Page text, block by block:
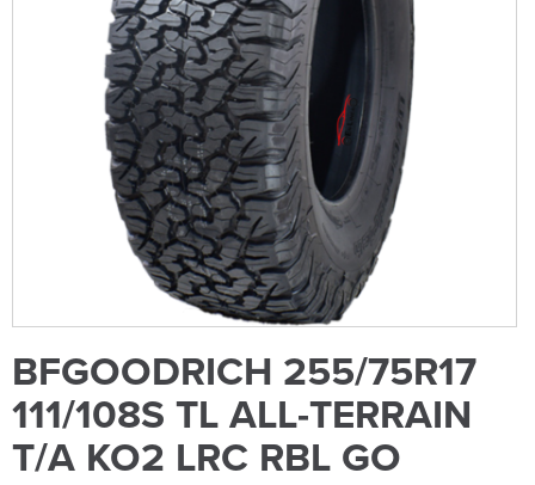
BFGOODRICH 255/75R17
111/108S TL ALL-TERRAIN
T/A KO2 LRC RBL GO